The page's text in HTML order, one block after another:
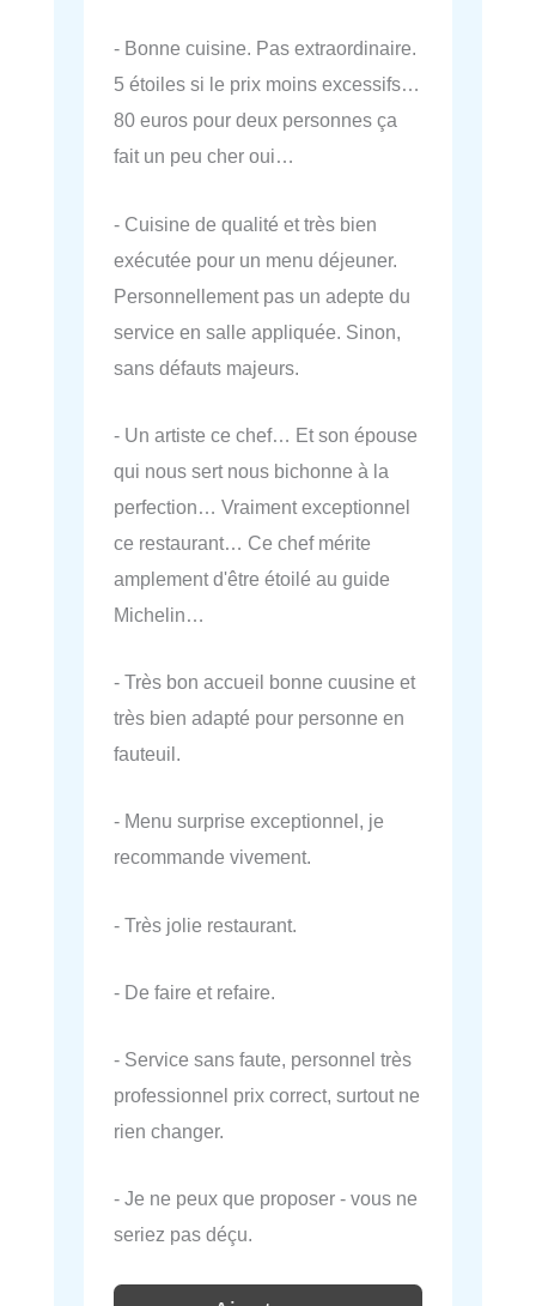
- Bonne cuisine. Pas extraordinaire.
5 étoiles si le prix moins excessifs…
80 euros pour deux personnes ça
fait un peu cher oui…
- Cuisine de qualité et très bien
exécutée pour un menu déjeuner.
Personnellement pas un adepte du
service en salle appliquée. Sinon,
sans défauts majeurs.
- Un artiste ce chef… Et son épouse
qui nous sert nous bichonne à la
perfection… Vraiment exceptionnel
ce restaurant… Ce chef mérite
amplement d'être étoilé au guide
Michelin…
- Très bon accueil bonne cuusine et
très bien adapté pour personne en
fauteuil.
- Menu surprise exceptionnel, je
recommande vivement.
- Très jolie restaurant.
- De faire et refaire.
- Service sans faute, personnel très
professionnel prix correct, surtout ne
rien changer.
- Je ne peux que proposer - vous ne
seriez pas déçu.